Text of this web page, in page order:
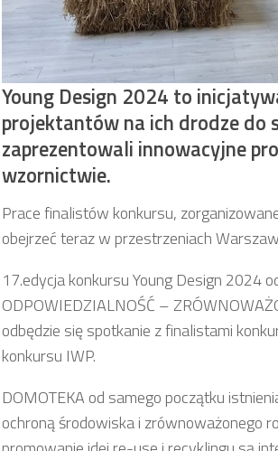
Young Design 2024 to
projektantów na ich drodze do
zaprezentowali innowacyjne
wzornictwie.
Prace finalistów konkursu,
obejrzeć teraz w przestrzeniach
17.edycja konkursu Young Design 2024
ODPOWIEDZIALNOŚĆ –
odbędzie się spotkanie z finalistami
konkursu IWP.
DOMOTEKA od samego początku
ochroną środowiska i zrównoważonego